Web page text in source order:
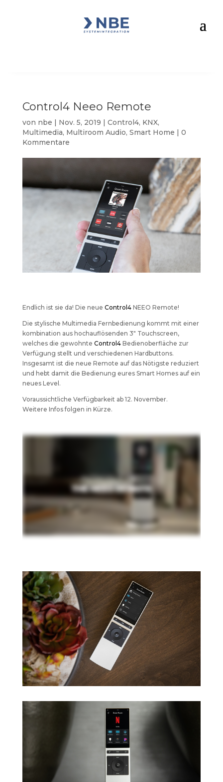
Control4 Neeo Remote
von nbe | Nov. 5, 2019 | Control4, KNX,
Multimedia, Multiroom Audio, Smart Home | 0
Kommentare
Endlich ist sie da! Die neue Control4NEEO Remote!
Die stylische Multimedia Fernbedienung kommt mit einer
kombination aus hochauflösenden 3" Touchscreen,
welches die gewohnte Control4Bedienoberfläche zur
Verfügung stellt und verschiedenen Hardbuttons.
Insgesamt ist die neue Remote auf das Nötigste reduziert
und hebt damit die Bedienung eures Smart Homes auf ein
neues Level.
Voraussichtliche Verfügbarkeit ab 12. November.
Weitere Infos folgen in Kürze.